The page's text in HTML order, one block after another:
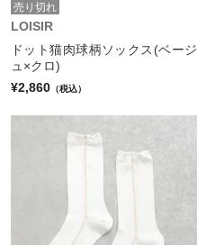
売り切れ
LOISIR
ドット猫肉球柄ソックス(ベージ
ュ×クロ)
¥2,860 （税込）